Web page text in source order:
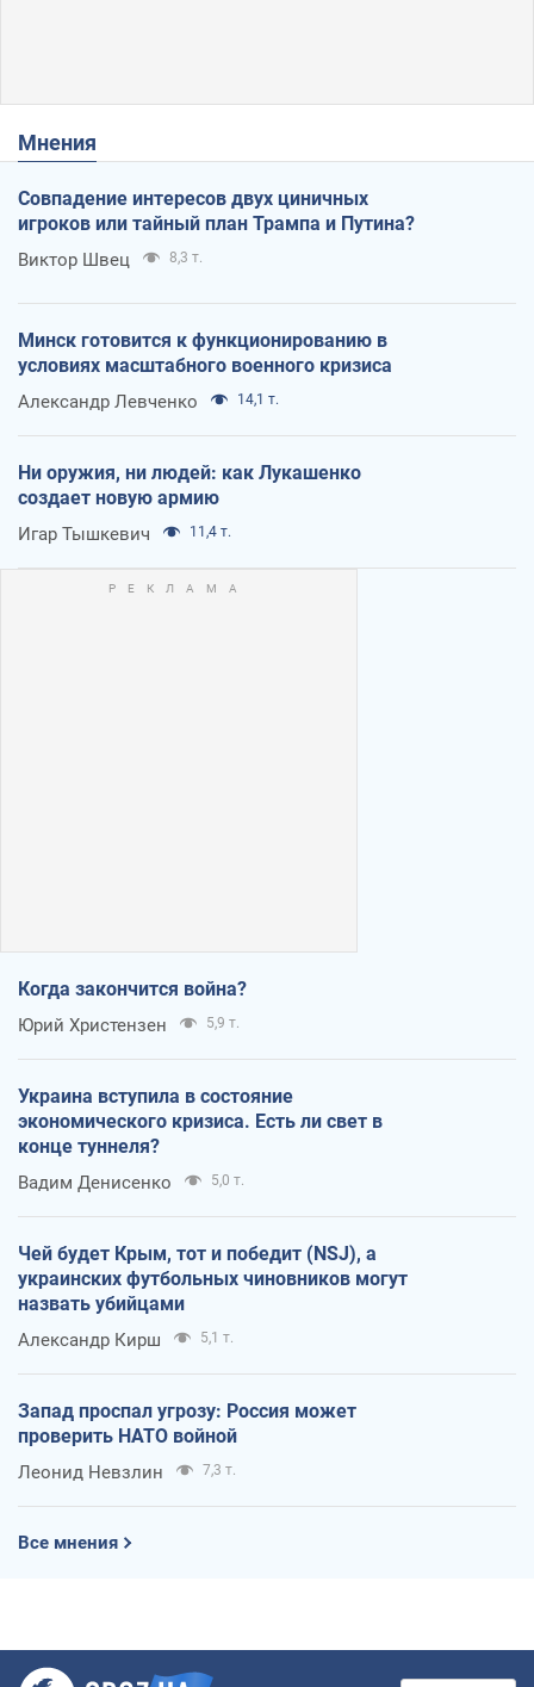
Мнения
Совпадение интересов двух циничных
игроков или тайный план Трампа и Путина?
Виктор Швец 8,3 т.
Минск готовится к функционированию в
условиях масштабного военного кризиса
Александр Левченко 14,1 т.
Ни оружия, ни людей: как Лукашенко
создает новую армию
Игар Тышкевич 11,4 т.
Когда закончится война?
Юрий Христензен 5,9 т.
Украина вступила в состояние
экономического кризиса. Есть ли свет в
конце туннеля?
Вадим Денисенко 5,0 т.
Чей будет Крым, тот и победит (NSJ), а
украинских футбольных чиновников могут
назвать убийцами
Александр Кирш 5,1 т.
Запад проспал угрозу: Россия может
проверить НАТО войной
Леонид Невзлин 7,3 т.
Все мнения